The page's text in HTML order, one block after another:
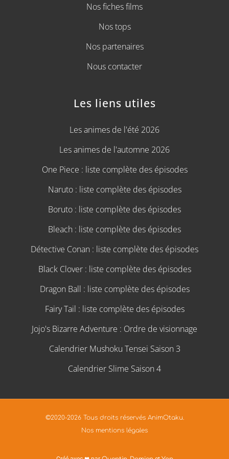
Nos fiches films
Nos tops
Nos partenaires
Nous contacter
Les liens utiles
Les animes de l'été 2026
Les animes de l'automne 2026
One Piece : liste complète des épisodes
Naruto : liste complète des épisodes
Boruto : liste complète des épisodes
Bleach : liste complète des épisodes
Détective Conan : liste complète des épisodes
Black Clover : liste complète des épisodes
Dragon Ball : liste complète des épisodes
Fairy Tail : liste complète des épisodes
Jojo's Bizarre Adventure : Ordre de visionnage
Calendrier Mushoku Tensei Saison 3
Calendrier Slime Saison 4
©2020-2026 Tous droits réservés AnimOtaku.
Nos mentions légales